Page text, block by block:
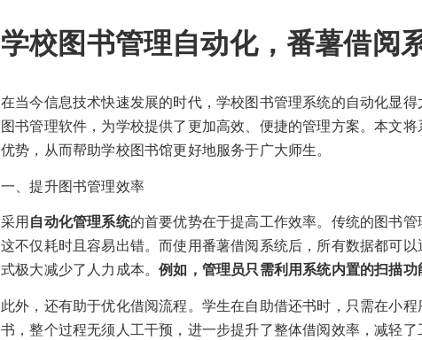
学校图书管理自动化，番薯借阅
在当今信息技术快速发展的时代，学校图书管理系统的自动化显得
图书管理软件，为学校提供了更加高效、便捷的管理方案。本文
优势，从而帮助学校图书馆更好地服务于广大师生。
一、提升图书管理效率
采用自动化管理系统的首要优势在于提高工作效率。传统的图书
这不仅耗时且容易出错。而使用番薯借阅系统后，所有数据都可
式极大减少了人力成本。例如，管理员只需利用系统内置的扫描功
此外，还有助于优化借阅流程。学生在自助借还书时，只需在小
书，整个过程无须人工干预，进一步提升了整体借阅效率，减轻了